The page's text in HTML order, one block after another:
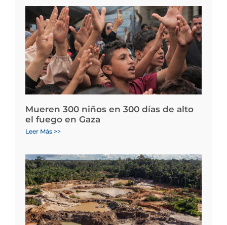
Mueren 300 niños en 300 días de alto
el fuego en Gaza
Leer Más >>